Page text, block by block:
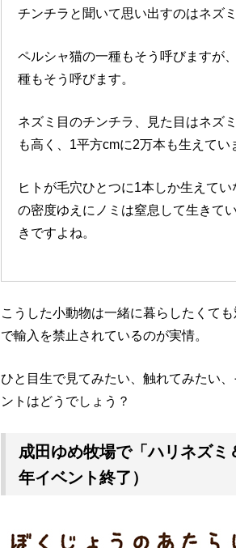
チンチラと聞いて思い出すのはネズ
ペルシャ猫の一種もそう呼びますが
種もそう呼びます。
ネズミ目のチンチラ、見た目はネズ
も高く、1平方cmに2万本も生えてい
ヒトが毛穴ひとつに1本しか生えて
の密度ゆえにノミは窒息して生きて
きですよね。
こうした小動物は一緒に暮らしたくて
で輸入を禁止されているのが実情。
ひと目生で見てみたい、触れてみたい
ントはどうでしょう？
成田ゆめ牧場で「ハリネズ
年イベント終了）